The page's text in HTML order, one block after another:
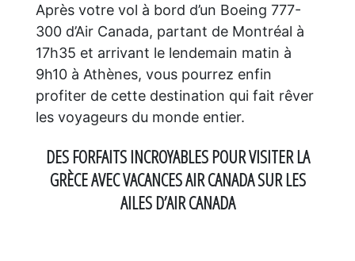
Après votre vol à bord d’un Boeing 777-
300 d’Air Canada, partant de Montréal à
17h35 et arrivant le lendemain matin à
9h10 à Athènes, vous pourrez enfin
profiter de cette destination qui fait rêver
les voyageurs du monde entier.
DES FORFAITS INCROYABLES POUR VISITER LA
GRÈCE AVEC VACANCES AIR CANADA SUR LES
AILES D’AIR CANADA